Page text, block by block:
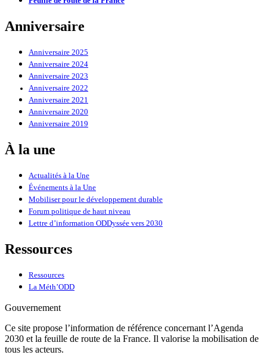
Anniversaire
Anniversaire 2025
Anniversaire 2024
Anniversaire 2023
Anniversaire 2022
Anniversaire 2021
Anniversaire 2020
Anniversaire 2019
À la une
Actualités à la Une
Événements à la Une
Mobiliser pour le développement durable
Forum politique de haut niveau
Lettre d’information ODDyssée vers 2030
Ressources
Ressources
La Méth’ODD
Gouvernement
Ce site propose l’information de référence concernant l’Agenda
2030 et la feuille de route de la France. Il valorise la mobilisation de
tous les acteurs.